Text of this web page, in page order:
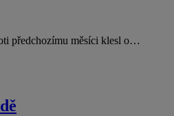
předchozímu měsíci klesl o…